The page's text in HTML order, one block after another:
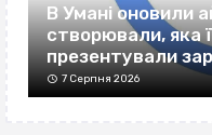
В Умані оновили
створювали, яка
презентували
7 Серпня 2026